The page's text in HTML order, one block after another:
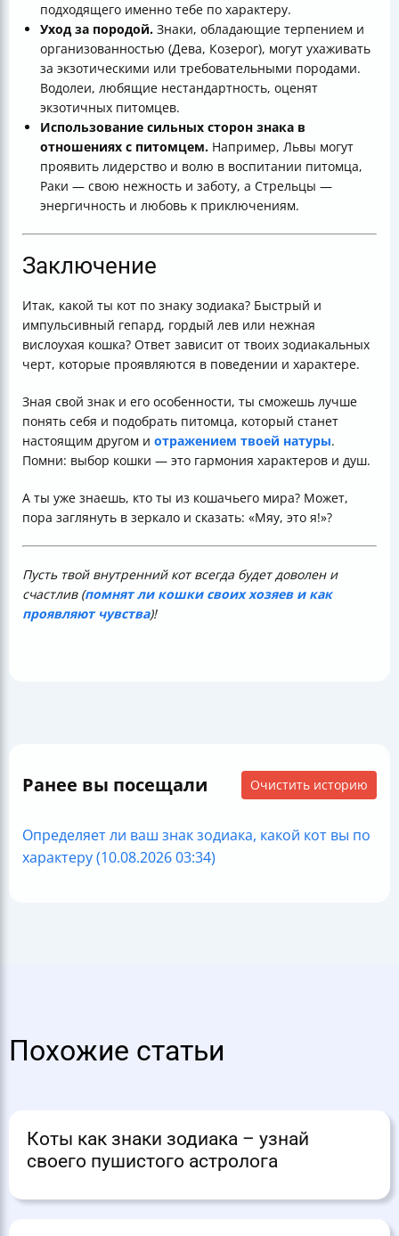
подходящего именно тебе по характеру.
Уход за породой. Знаки, обладающие терпением и
организованностью (Дева, Козерог), могут ухаживать
за экзотическими или требовательными породами.
Водолеи, любящие нестандартность, оценят
экзотичных питомцев.
Использование сильных сторон знака в
отношениях с питомцем. Например, Львы могут
проявить лидерство и волю в воспитании питомца,
Раки — свою нежность и заботу, а Стрельцы —
энергичность и любовь к приключениям.
Заключение
Итак, какой ты кот по знаку зодиака? Быстрый и
импульсивный гепард, гордый лев или нежная
вислоухая кошка? Ответ зависит от твоих зодиакальных
черт, которые проявляются в поведении и характере.
Зная свой знак и его особенности, ты сможешь лучше
понять себя и подобрать питомца, который станет
настоящим другом и отражением твоей натуры.
Помни: выбор кошки — это гармония характеров и душ.
А ты уже знаешь, кто ты из кошачьего мира? Может,
пора заглянуть в зеркало и сказать: «Мяу, это я!»?
Пусть твой внутренний кот всегда будет доволен и
счастлив (помнят ли кошки своих хозяев и как
проявляют чувства)!
Ранее вы посещали Очистить историю
Определяет ли ваш знак зодиака, какой кот вы по
характеру (10.08.2026 03:34)
Похожие статьи
Коты как знаки зодиака – узнай
своего пушистого астролога